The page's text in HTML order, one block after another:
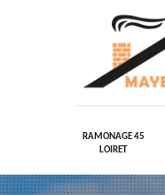
RAMONAGE 45
LOIRET